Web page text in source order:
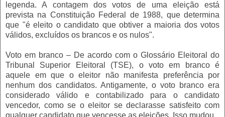
legenda. A contagem dos votos de uma eleição está
prevista na Constituição Federal de 1988, que determina
que "é eleito o candidato que obtiver a maioria dos votos
válidos, excluídos os brancos e os nulos".
Voto em branco – De acordo com o Glossário Eleitoral do
Tribunal Superior Eleitoral (TSE), o voto em branco é
aquele em que o eleitor não manifesta preferência por
nenhum dos candidatos. Antigamente, o voto branco era
considerado válido e contabilizado para o candidato
vencedor, como se o eleitor se declarasse satisfeito com